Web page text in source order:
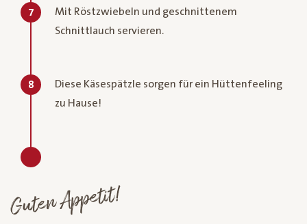
7
Mit Röstzwiebeln und geschnittenem
Schnittlauch servieren.
8
Diese Käsespätzle sorgen für ein Hüttenfeeling
zu Hause!
Guten Appetit!